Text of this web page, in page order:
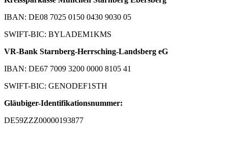
IBAN: DE08 7025 0150 0430 9030 05
SWIFT-BIC: BYLADEM1KMS
VR-Bank Starnberg-Herrsching-Landsberg eG
IBAN: DE67 7009 3200 0000 8105 41
SWIFT-BIC: GENODEF1STH
Gläubiger-Identifikationsnummer:
DE59ZZZ00000193877